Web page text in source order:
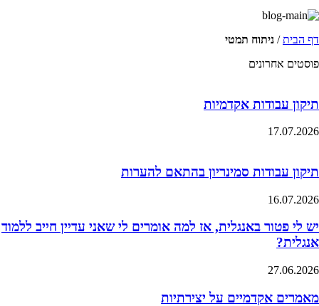
דף הבית/ ניתוח תמטי
פוסטים אחרונים
תיקון עבודות אקדמיות
17.07.2026
תיקון עבודות סמינריון בהתאם להערות
16.07.2026
יש לי פטור באנגלית, אז למה אומרים לי שאני עדיין חייב ללמוד
אנגלית?
27.06.2026
מאמרים אקדמיים על יצירתיות